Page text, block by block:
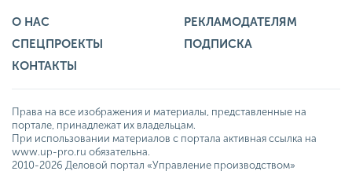
О НАС
РЕКЛАМОДАТЕЛЯМ
СПЕЦПРОЕКТЫ
ПОДПИСКА
КОНТАКТЫ
Права на все изображения и материалы, представленные на
портале, принадлежат их владельцам.
При использовании материалов с портала активная ссылка на
www.up-pro.ru обязательна.
2010-2026 Деловой портал «Управление производством»